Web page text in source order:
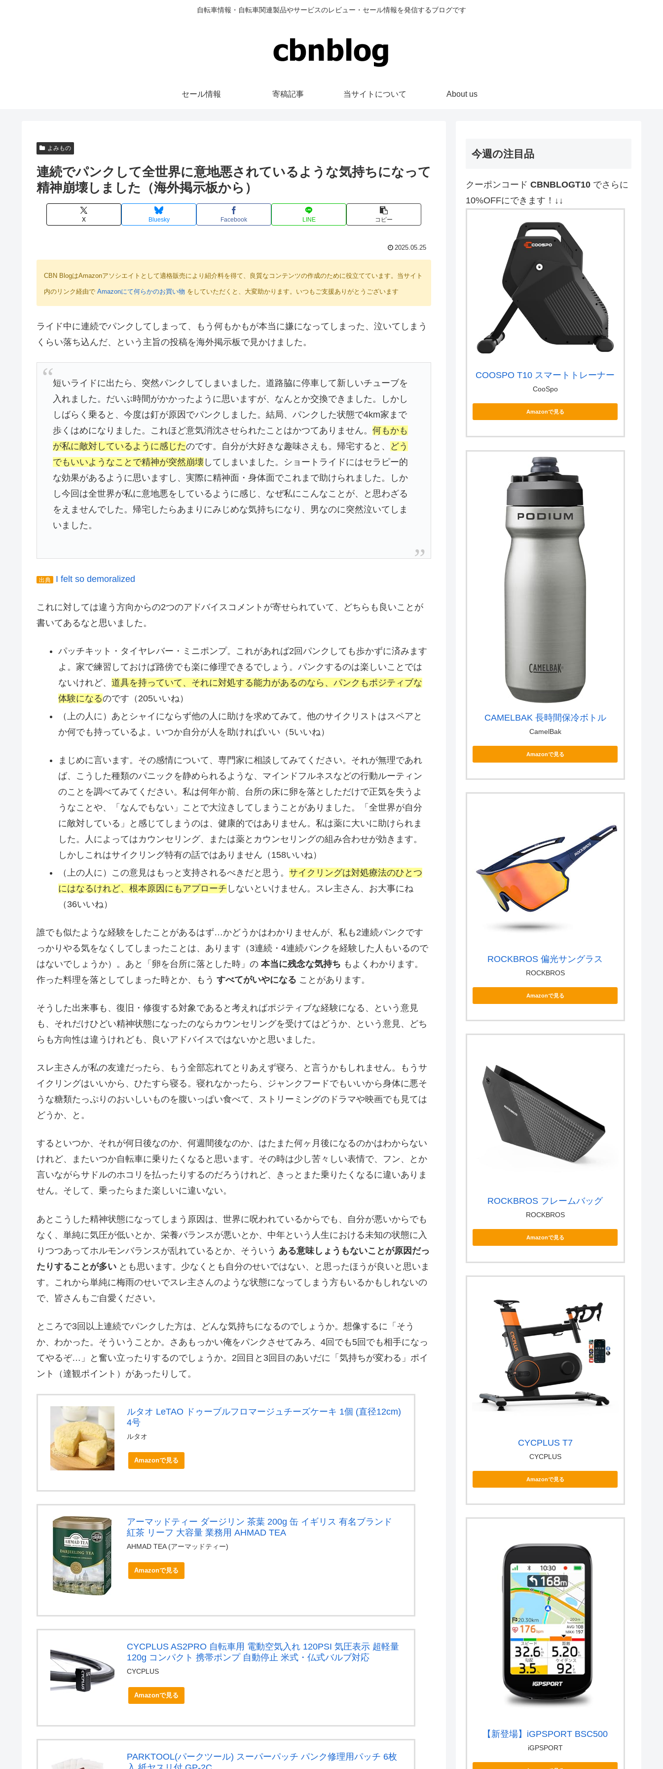
自転車情報・自転車関連製品やサービスのレビュー・セール情報を発信するブログです
セール情報 寄稿記事 当サイトについて About us
よみもの
連続でパンクして全世界に意地悪されているような気持ちになって
精神崩壊しました（海外掲示板から）
X Bluesky Facebook LINE コピー
2025.05.25
CBN BlogはAmazonアソシエイトとして適格販売により紹介料を得て、良質なコンテンツの作成のために役立てています。当サイト
内のリンク経由で Amazonにて何らかのお買い物 をしていただくと、大変助かります。いつもご支援ありがとうございます
ライド中に連続でパンクしてしまって、もう何もかもが本当に嫌になってしまった、泣いてしまう
くらい落ち込んだ、という主旨の投稿を海外掲示板で見かけました。
短いライドに出たら、突然パンクしてしまいました。道路脇に停車して新しいチューブを
入れました。だいぶ時間がかかったように思いますが、なんとか交換できました。しかし
しばらく乗ると、今度は釘が原因でパンクしました。結局、パンクした状態で4km家まで
歩くはめになりました。これほど意気消沈させられたことはかつてありません。何もかも
が私に敵対しているように感じたのです。自分が大好きな趣味さえも。帰宅すると、
どう
でもいいようなことで精神が突然崩壊 してしまいました。ショートライドにはセラピー的
な効果があるように思いますし、実際に精神面・身体面でこれまで助けられました。しか
し今回は全世界が私に意地悪をしているように感じ、なぜ私にこんなことが、と思わざる
をえませんでした。帰宅したらあまりにみじめな気持ちになり、男なのに突然泣いてしま
いました。
出典 I felt so demoralized
これに対しては違う方向からの2つのアドバイスコメントが寄せられていて、どちらも良いことが
書いてあるなと思いました。
パッチキット・タイヤレバー・ミニポンプ。これがあれば2回パンクしても歩かずに済みます
よ。家で練習しておけば路傍でも楽に修理できるでしょう。パンクするのは楽しいことでは
ないけれど、 道具を持っていて、それに対処する能力があるのなら、パンクもポジティブな
体験になるのです（205いいね）
（上の人に）あとシャイにならず他の人に助けを求めてみて。他のサイクリストはスペアと
か何でも持っているよ。いつか自分が人を助ければいい（5いいね）
まじめに言います。その感情について、専門家に相談してみてください。それが無理であれ
ば、こうした種類のパニックを静められるような、マインドフルネスなどの行動ルーティン
のことを調べてみてください。私は何年か前、台所の床に卵を落としただけで正気を失うよ
うなことや、「なんでもない」ことで大泣きしてしまうことがありました。「全世界が自分
に敵対している」と感じてしまうのは、健康的ではありません。私は薬に大いに助けられま
した。人によってはカウンセリング、または薬とカウンセリングの組み合わせが効きます。
しかしこれはサイクリング特有の話ではありません（158いいね）
（上の人に）この意見はもっと支持されるべきだと思う。 サイクリングは対処療法のひとつ
にはなるけれど、根本原因にもアプローチ しないといけません。スレ主さん、お大事にね
（36いいね）
誰でも似たような経験をしたことがあるはず…かどうかはわかりませんが、私も2連続パンクです
っかりやる気をなくしてしまったことは、あります（3連続・4連続パンクを経験した人もいるので
はないでしょうか）。あと「卵を台所に落とした時」の 本当に残念な気持ち もよくわかります。
作った料理を落としてしまった時とか、もう すべてがいやになる ことがあります。
そうした出来事も、復旧・修復する対象であると考えればポジティブな経験になる、という意見
も、それだけひどい精神状態になったのならカウンセリングを受けてはどうか、という意見、どち
らも方向性は違うけれども、良いアドバイスではないかと思いました。
スレ主さんが私の友達だったら、もう全部忘れてとりあえず寝ろ、と言うかもしれません。もうサ
イクリングはいいから、ひたすら寝る。寝れなかったら、ジャンクフードでもいいから身体に悪そ
うな糖類たっぷりのおいしいものを腹いっぱい食べて、ストリーミングのドラマや映画でも見ては
どうか、と。
するといつか、それが何日後なのか、何週間後なのか、はたまた何ヶ月後になるのかはわからない
けれど、またいつか自転車に乗りたくなると思います。その時は少し苦々しい表情で、フン、とか
言いながらサドルのホコリを払ったりするのだろうけれど、きっとまた乗りたくなるに違いありま
せん。そして、乗ったらまた楽しいに違いない。
あとこうした精神状態になってしまう原因は、世界に呪われているからでも、自分が悪いからでも
なく、単純に気圧が低いとか、栄養バランスが悪いとか、中年という人生における未知の状態に入
りつつあってホルモンバランスが乱れているとか、そういう ある意味しょうもないことが原因だっ
たりすることが多い とも思います。少なくとも自分のせいではない、と思ったほうが良いと思いま
す。これから単純に梅雨のせいでスレ主さんのような状態になってしまう方もいるかもしれないの
で、皆さんもご自愛ください。
ところで3回以上連続でパンクした方は、どんな気持ちになるのでしょうか。想像するに「そう
か、わかった。そういうことか。さあもっかい俺をパンクさせてみろ、4回でも5回でも相手になっ
てやるぞ…」と奮い立ったりするのでしょうか。2回目と3回目のあいだに「気持ちが変わる」ポイ
ント（達観ポイント）があったりして。
ルタオ LeTAO ドゥーブルフロマージュチーズケーキ 1個 (直径12cm)
4号
ルタオ
Amazonで見る
アーマッドティー ダージリン 茶葉 200g 缶 イギリス 有名ブランド
紅茶 リーフ 大容量 業務用 AHMAD TEA
AHMAD TEA (アーマッドティー)
Amazonで見る
CYCPLUS AS2PRO 自転車用 電動空気入れ 120PSI 気圧表示 超軽量
120g コンパクト 携帯ポンプ 自動停止 米式・仏式バルブ対応
CYCPLUS
Amazonで見る
PARKTOOL(パークツール) スーパーパッチ パンク修理用パッチ 6枚
今週の注目品
クーポンコード CBNBLOGT10 でさらに
10%OFFにできます！↓↓
COOSPO T10 スマートトレーナー
CooSpo
Amazonで見る
CAMELBAK 長時間保冷ボトル
CamelBak
Amazonで見る
ROCKBROS 偏光サングラス
ROCKBROS
Amazonで見る
ROCKBROS フレームバッグ
ROCKBROS
Amazonで見る
CYCPLUS T7
CYCPLUS
Amazonで見る
【新登場】iGPSPORT BSC500
iGPSPORT